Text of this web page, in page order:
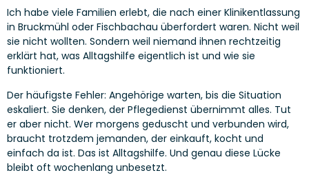
Ich habe viele Familien erlebt, die nach einer Klinikentlassung
in Bruckmühl oder Fischbachau überfordert waren. Nicht weil
sie nicht wollten. Sondern weil niemand ihnen rechtzeitig
erklärt hat, was Alltagshilfe eigentlich ist und wie sie
funktioniert.
Der häufigste Fehler: Angehörige warten, bis die Situation
eskaliert. Sie denken, der Pflegedienst übernimmt alles. Tut
er aber nicht. Wer morgens geduscht und verbunden wird,
braucht trotzdem jemanden, der einkauft, kocht und
einfach da ist. Das ist Alltagshilfe. Und genau diese Lücke
bleibt oft wochenlang unbesetzt.